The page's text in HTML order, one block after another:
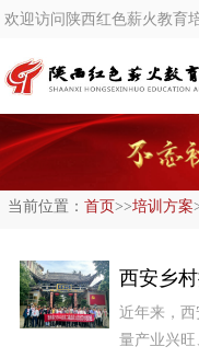
欢迎访问陕西红色薪火教育
当前位置： 首页>>培训方案
西安乡
近年来，
量产业兴